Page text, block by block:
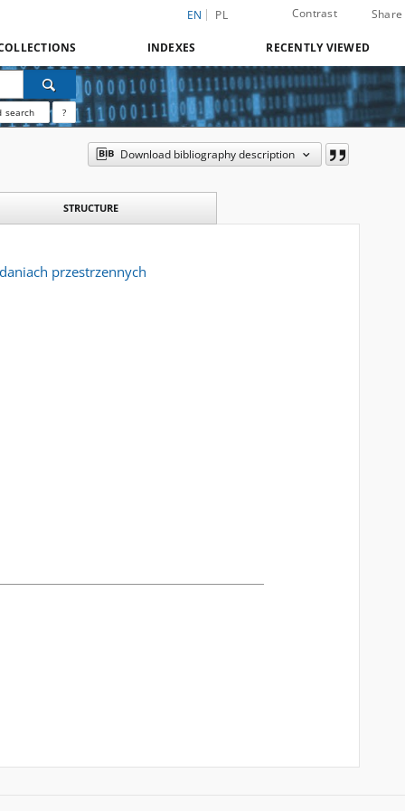
EN PL Contrast Share
INDEXES RECENTLY VIEWED
search ?
Download bibliography description
STRUCTURE
przestrzennych